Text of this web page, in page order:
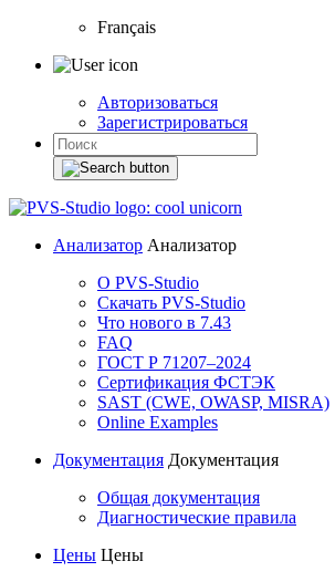
Français
Авторизоваться
Зарегистрироваться
Анализатор Анализатор
О PVS-Studio
Скачать PVS-Studio
Что нового в 7.43
FAQ
ГОСТ Р 71207–2024
Сертификация ФСТЭК
SAST (CWE, OWASP, MISRA)
Online Examples
Документация Документация
Общая документация
Диагностические правила
Цены Цены